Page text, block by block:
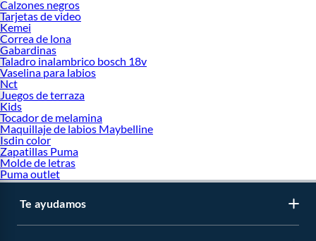
Calzones negros
Tarjetas de video
Kemei
Correa de lona
Gabardinas
Taladro inalambrico bosch 18v
Vaselina para labios
Nct
Juegos de terraza
Kids
Tocador de melamina
Maquillaje de labios Maybelline
Isdin color
Zapatillas Puma
Molde de letras
Puma outlet
Te ayudamos